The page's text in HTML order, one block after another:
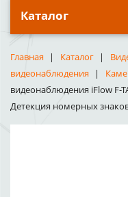
Каталог
Главная Каталог
видеонаблюдения
видеонаблюдения iFlow F-
Детекция номерных